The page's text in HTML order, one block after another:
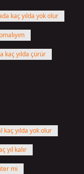
kaç yılda yok olur
kaç yılda çürür
kaç yılda yok olur
yıl kalır
mi